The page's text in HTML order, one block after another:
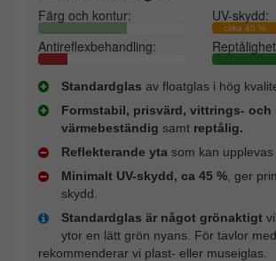
Färg och kontur: UV-skydd:
cirka 45 %
Antireflexbehandling:
Standardglas av floatglas i hög
Formstabil, prisvärd, vittrings- och
värmebeständig samt reptålig.
Reflekterande yta som kan upplevas
Minimalt UV-skydd, ca 45 % , ger
skydd.
Standardglas är något grönaktigt
ytor en lätt grön nyans. För tavlor
rekommenderar vi plast- eller museiglas.